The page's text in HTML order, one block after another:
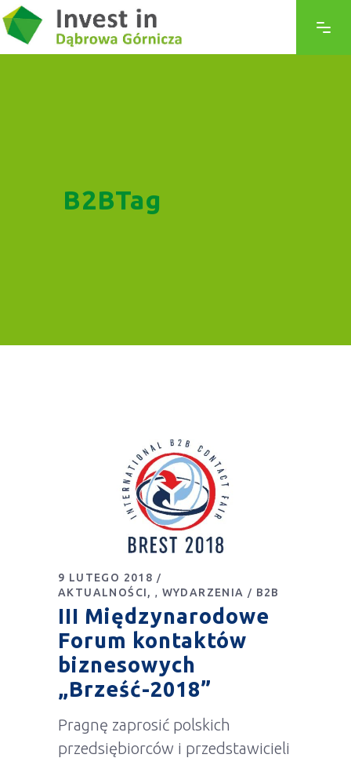
B2BTag
9 LUTEGO 2018
AKTUALNOŚCI
, WYDARZENIA B2B
III Międzynarodowe
Forum kontaktów
biznesowych
„Brześć-2018”
Pragnę zaprosić polskich
przedsiębiorców i przedstawicieli